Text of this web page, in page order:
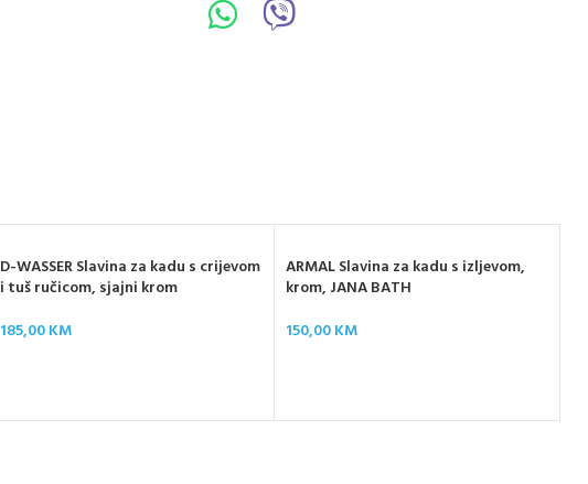
D-WASSER Slavina za kadu s crijevom
i tuš ručicom, sjajni krom
185,00KM
ARMAL Slavina za kadu s izljevom,
krom, JANA BATH
150,00KM